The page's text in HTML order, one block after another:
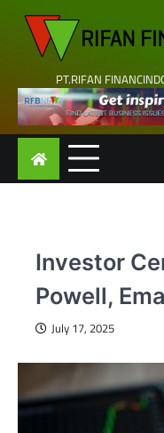
content
PT.RIFAN
Investor
Powell,
July 17, 2025